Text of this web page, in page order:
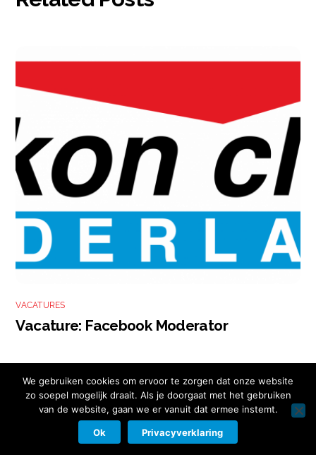
VACATURES
Vacature: Facebook Moderator
Copyright © 2026 Nikon Club Nederland |Cookies|Privacy Beleid
FacebookInstagramTwitterLinkedIn
We gebruiken cookies om ervoor te zorgen dat onze website
zo soepel mogelijk draait. Als je doorgaat met het gebruiken
van de website, gaan we er vanuit dat ermee instemt.
Ok Privacyverklaring